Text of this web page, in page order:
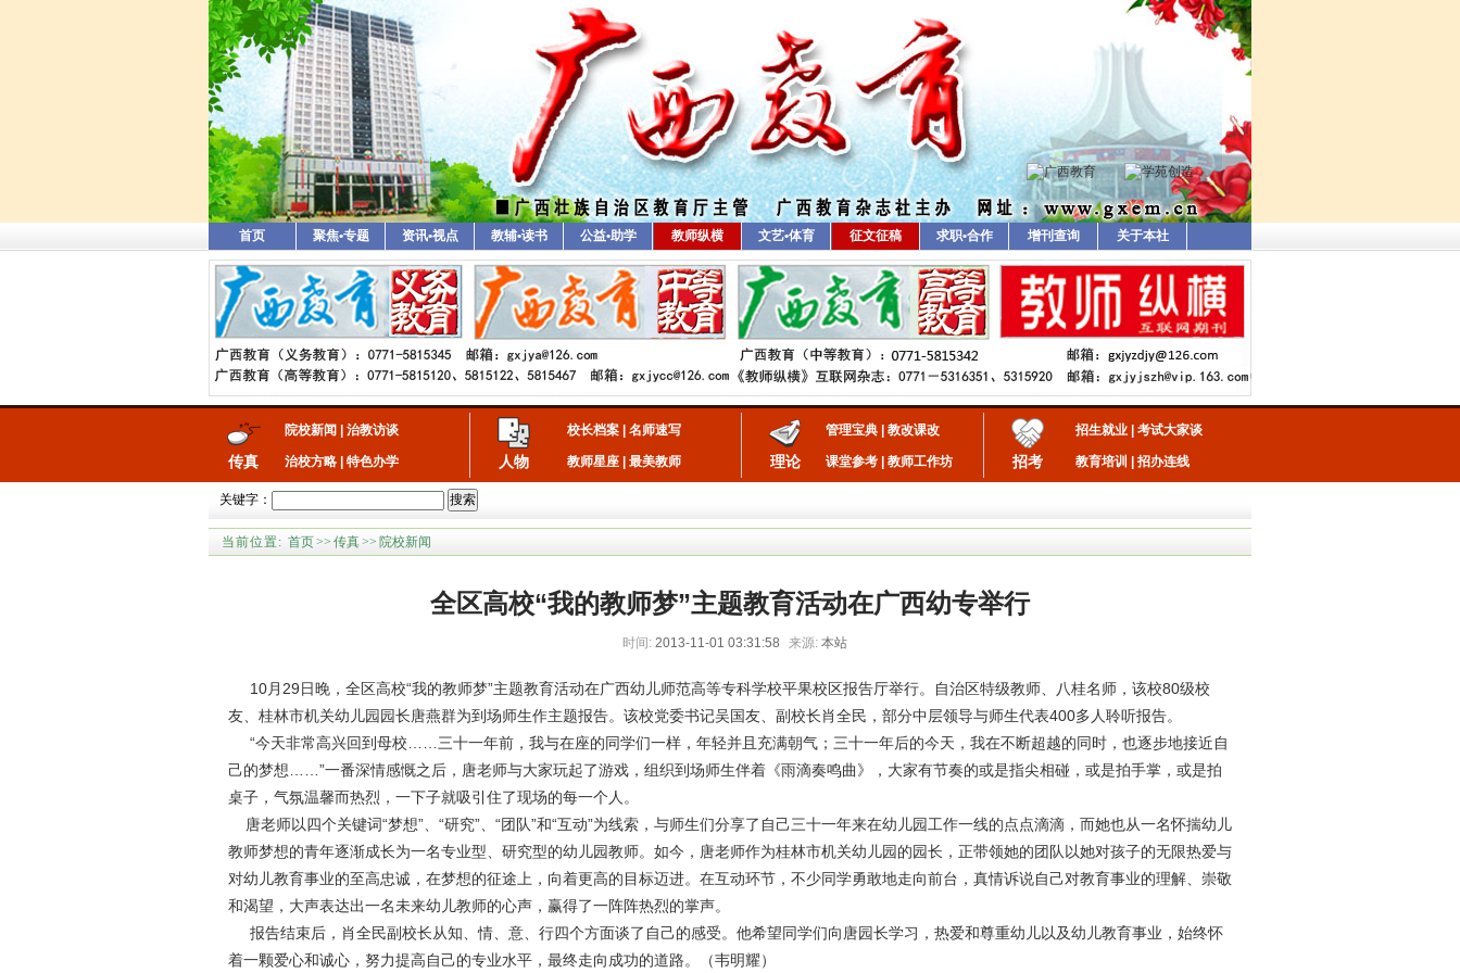
首页 聚焦•专题 资讯•视点 教辅•读书 公益•助学 教师纵横 文艺•体育 征文征稿 求职•合作 增刊查询 关于本社
传真
院校新闻 治教访谈
治校方略 特色办学 人物
校长档案 名师速写
教师星座 最美教师 理论
管理宝典 教改课改
课堂参考 教师工作坊 招考
招生就业 考试大家谈
教育培训 招办连线
关键字： 搜索
当前位置: 首页>> 传真>> 院校新闻
全区高校“我的教师梦”主题教育活动在广西幼专举行
时间: 2013-11-01 03:31:58 来源: 本站
10月29日晚，全区高校“我的教师梦”主题教育活动在广西幼儿师范高等专科学校平果校区报告厅举行。自治区特级教师、八桂名师，该校80级校
友、桂林市机关幼儿园园长唐燕群为到场师生作主题报告。该校党委书记吴国友、副校长肖全民，部分中层领导与师生代表400多人聆听报告。
“今天非常高兴回到母校……三十一年前，我与在座的同学们一样，年轻并且充满朝气；三十一年后的今天，我在不断超越的同时，也逐步地接近自
己的梦想……”一番深情感慨之后，唐老师与大家玩起了游戏，组织到场师生伴着《雨滴奏鸣曲》，大家有节奏的或是指尖相碰，或是拍手掌，或是拍
桌子，气氛温馨而热烈，一下子就吸引住了现场的每一个人。
唐老师以四个关键词“梦想”、“研究”、“团队”和“互动”为线索，与师生们分享了自己三十一年来在幼儿园工作一线的点点滴滴，而她也从一名怀揣幼儿
教师梦想的青年逐渐成长为一名专业型、研究型的幼儿园教师。如今，唐老师作为桂林市机关幼儿园的园长，正带领她的团队以她对孩子的无限热爱与
对幼儿教育事业的至高忠诚，在梦想的征途上，向着更高的目标迈进。在互动环节，不少同学勇敢地走向前台，真情诉说自己对教育事业的理解、崇敬
和渴望，大声表达出一名未来幼儿教师的心声，赢得了一阵阵热烈的掌声。
报告结束后，肖全民副校长从知、情、意、行四个方面谈了自己的感受。他希望同学们向唐园长学习，热爱和尊重幼儿以及幼儿教育事业，始终怀
着一颗爱心和诚心，努力提高自己的专业水平，最终走向成功的道路。（韦明耀）